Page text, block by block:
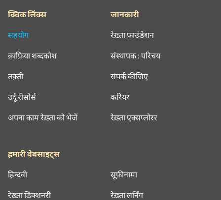
क्विक लिंक्स
सहयोग
क़ाफ़िया शब्दकोश
तक़्ती
उर्दू रीसोर्स
अपना काम रेख़्ता को भेजें
जानकारी
रेख़्ता फ़ाउंडेशन
संस्थापक : परिचय
संपर्क कीजिए
करियर
रेख़्ता एक्सप्लोरर
हमारी वेबसाइट्स
हिन्दवी सूफ़ीनामा
रेख़्ता डिक्शनरी रेख़्ता लर्निंग